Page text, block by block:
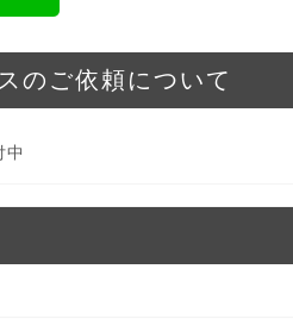
のご依頼について
中